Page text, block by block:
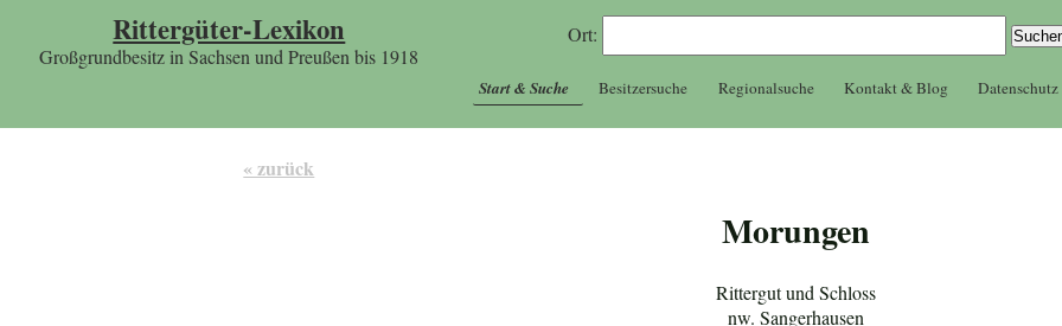
Rittergüter-Lexikon
Großgrundbesitz in Sachsen und Preußen bis 1918
Ort:
Start & Suche Besitzersuche Regionalsuche Kontakt & Blog Datenschutz
« zurück
Morungen
Rittergut und Schloss
nw. Sangerhausen